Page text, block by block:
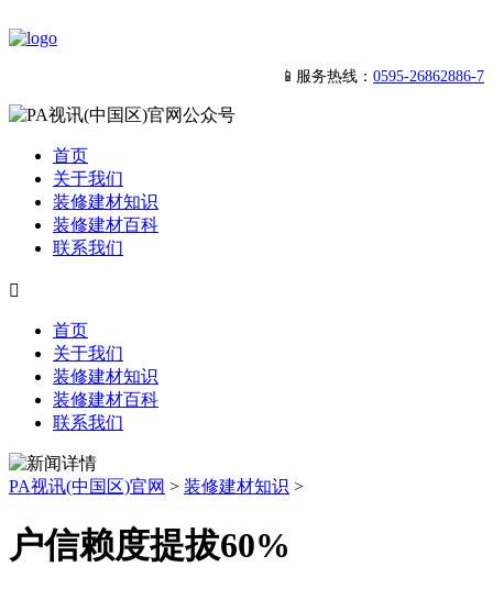
📱服务热线： 0595-26862886-7
首页
关于我们
装修建材知识
装修建材百科
联系我们

首页
关于我们
装修建材知识
装修建材百科
联系我们
PA视讯(中国区)官网 > 装修建材知识 >
户信赖度提拔60%